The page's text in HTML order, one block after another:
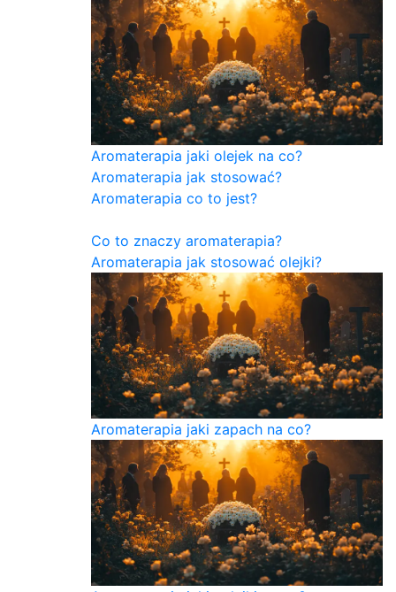
Aromaterapia jaki olejek na co?
Aromaterapia jak stosować?
Aromaterapia co to jest?
Co to znaczy aromaterapia?
Aromaterapia jak stosować olejki?
Aromaterapia jaki zapach na co?